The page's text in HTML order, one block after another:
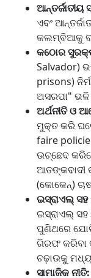
ଆନ୍ତର୍ଜାତୀୟ
ଏବଂ
କଲମ୍ବିଆକୁ
କଠୋର
Salvador)
prisons)
ଅସରପା" ଭଳି
ଅର୍ଥନୀତି ଓ
ମୁକ୍ତ କରି
faire
ଉଚ୍ଛେଦ
ଆତଙ୍କବାଦୀ
(କୋକେନ୍)
ଇସ୍ରାଏଲ୍ ସହ
ଇସ୍ରାଏଲ୍
ପୁଣିଥରେ
ଗିରଫ କରିବା
ଚଢ଼ାଉକୁ
ସାମାଜିକ ନୀତି: